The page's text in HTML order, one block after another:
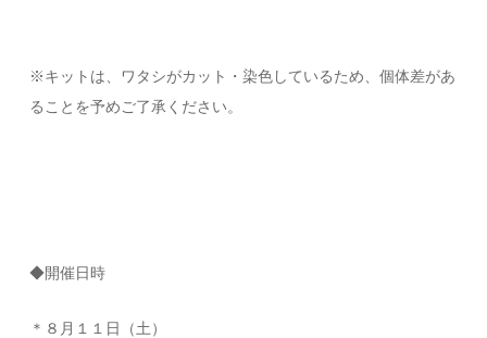
※キットは、ワタシがカット・染色しているため、個体差があ
ることを予めご了承ください。
◆開催日時
＊８月１１日（土）